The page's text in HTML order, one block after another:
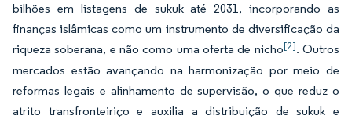
bilhões em listagens de sukuk até 2031, incorporando as
finanças islâmicas como um instrumento de diversificação da
riqueza soberana, e não como uma oferta de nicho[2]. Outros
mercados estão avançando na harmonização por meio de
reformas legais e alinhamento de supervisão, o que reduz o
atrito transfronteiriço e auxilia a distribuição de sukuk e